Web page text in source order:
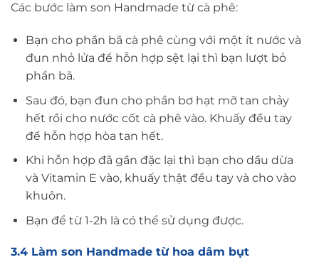
Các bước làm son Handmade từ cà phê:
Bạn cho phần bã cà phê cùng với một ít nước và
đun nhỏ lửa để hỗn hợp sệt lại thì bạn lượt bỏ
phần bã.
Sau đó, bạn đun cho phần bơ hạt mỡ tan chảy
hết rồi cho nước cốt cà phê vào. Khuấy đều tay
để hỗn hợp hòa tan hết.
Khi hỗn hợp đã gần đặc lại thì bạn cho dầu dừa
và Vitamin E vào, khuấy thật đều tay và cho vào
khuôn.
Bạn để từ 1-2h là có thể sử dụng được.
3.4 Làm son Handmade từ hoa dâm bụt